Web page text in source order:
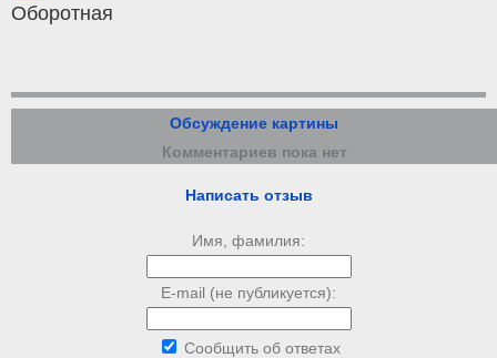
Оборотная
Обсуждение картины
Комментариев пока нет
Написать отзыв
Имя, фамилия:
E-mail (не публикуется):
Сообщить об ответах